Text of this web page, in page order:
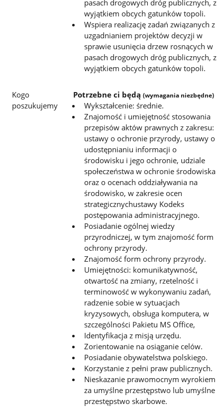
pasach drogowych dróg publicznych, z
wyjątkiem obcych gatunków topoli.
Wspiera realizację zadań związanych z
uzgadnianiem projektów decyzji w
sprawie usunięcia drzew rosnących w
pasach drogowych dróg publicznych, z
wyjątkiem obcych gatunków topoli.
Kogo
poszukujemy
Potrzebne ci będą(wymagania niezbędne)
Wykształcenie: średnie.
Znajomość i umiejętność stosowania
przepisów aktów prawnych z zakresu:
ustawy o ochronie przyrody, ustawy o
udostępnianiu informacji o
środowisku i jego ochronie, udziale
społeczeństwa w ochronie środowiska
oraz o ocenach oddziaływania na
środowisko, w zakresie ocen
strategicznychustawy Kodeks
postępowania administracyjnego.
Posiadanie ogólnej wiedzy
przyrodniczej, w tym znajomość form
ochrony przyrody.
Znajomość form ochrony przyrody.
Umiejętności: komunikatywność,
otwartość na zmiany, rzetelność i
terminowość w wykonywaniu zadań,
radzenie sobie w sytuacjach
kryzysowych, obsługa komputera, w
szczególności Pakietu MS Office,
Identyfikacja z misją urzędu.
Zorientowanie na osiąganie celów.
Posiadanie obywatelstwa polskiego.
Korzystanie z pełni praw publicznych.
Nieskazanie prawomocnym wyrokiem
za umyślne przestępstwo lub umyślne
przestępstwo skarbowe.